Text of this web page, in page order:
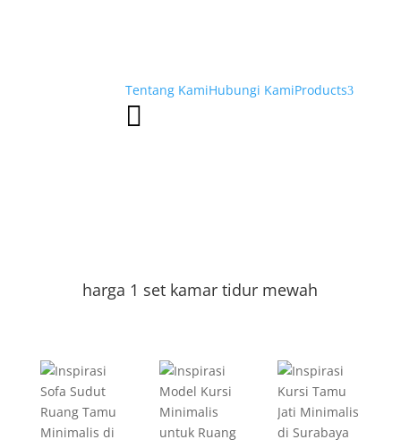
Tentang KamiHubungi KamiProducts3

harga 1 set kamar tidur mewah